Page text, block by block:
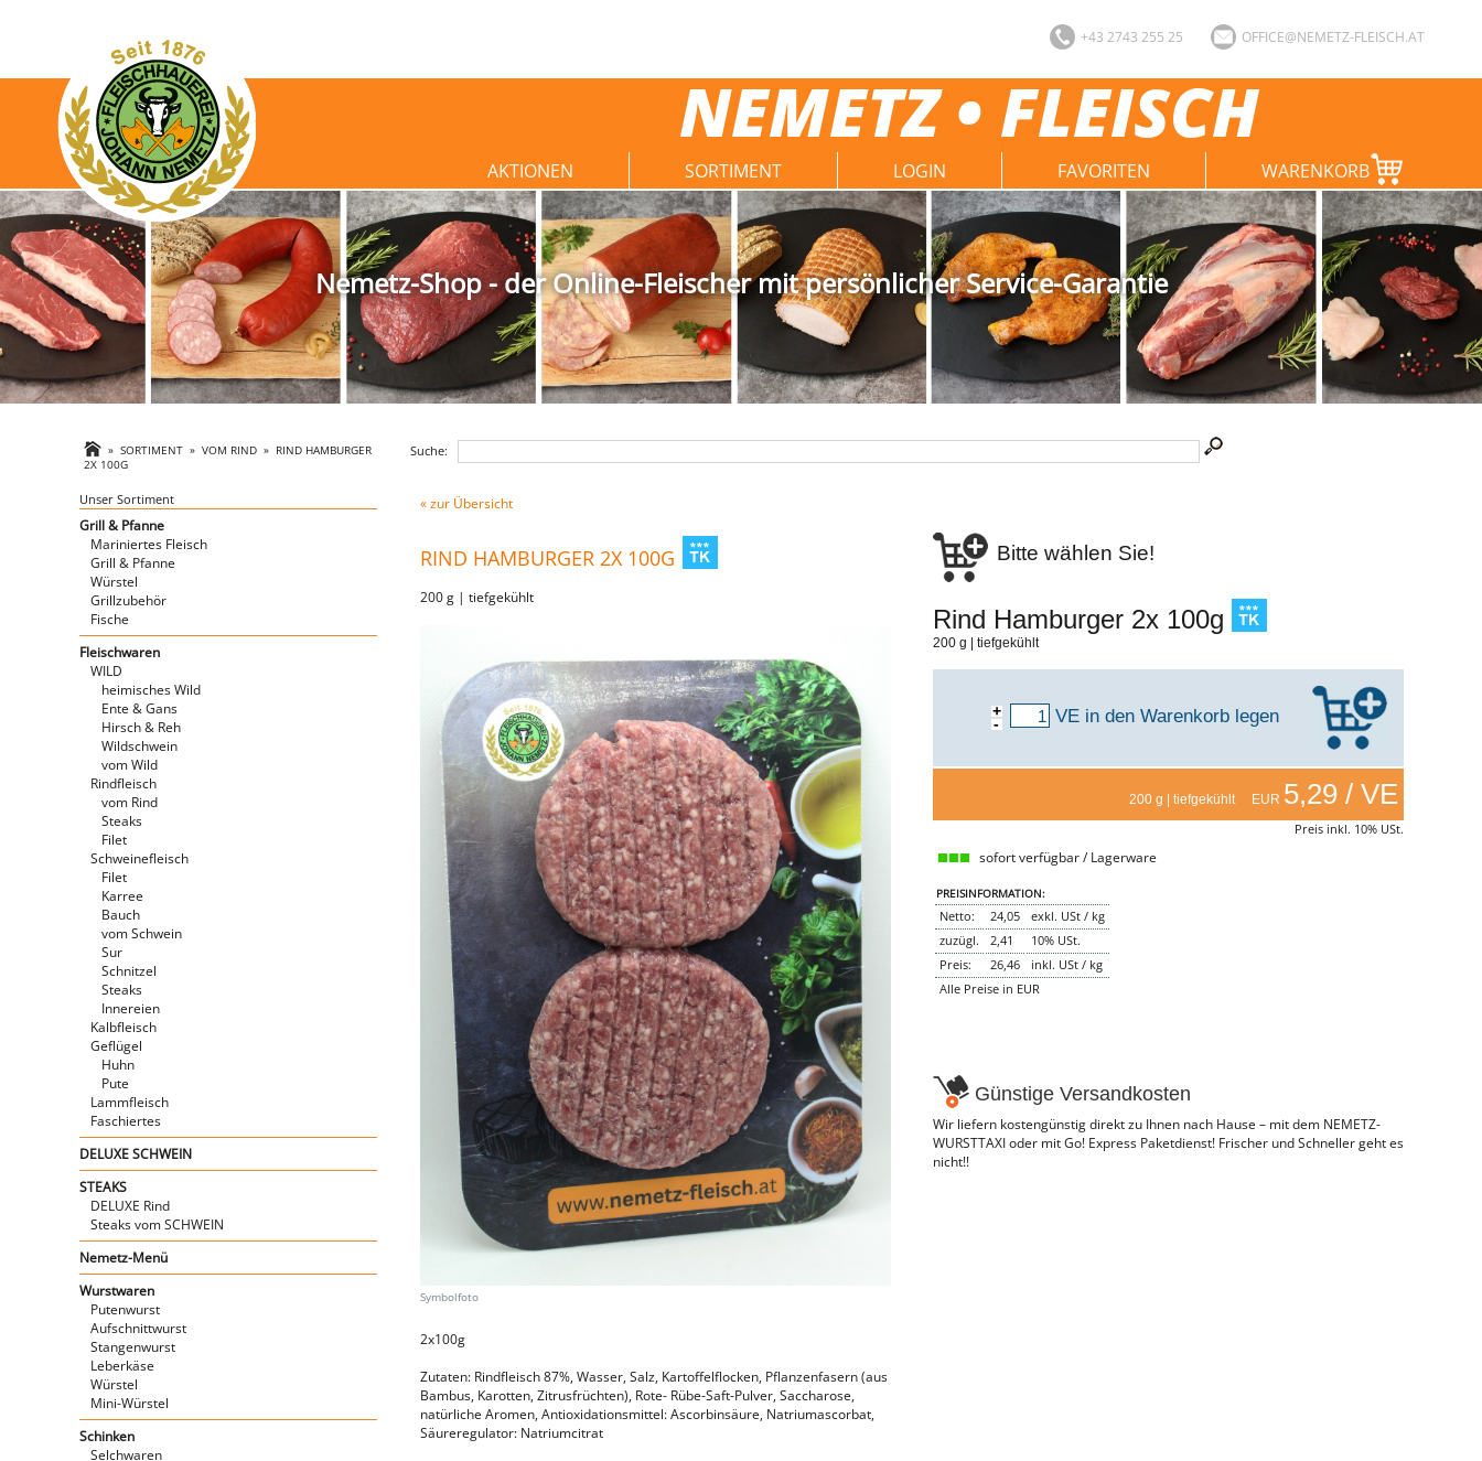
NEMETZ • FLEISCH
+43 2743 255 25 OFFICE@NEMETZ-FLEISCH.AT
AKTIONEN SORTIMENT LOGIN FAVORITEN WARENKORB
Nemetz-Shop - der Online-Fleischer mit persönlicher Service-Garantie
»SORTIMENT »VOM RIND » RIND HAMBURGER
2X 100G
Suche:
Unser Sortiment
Grill & Pfanne
Mariniertes Fleisch
Grill & Pfanne
Würstel
Grillzubehör
Fische
Fleischwaren
WILD
heimisches Wild
Ente & Gans
Hirsch & Reh
Wildschwein
vom Wild
Rindfleisch
vom Rind
Steaks
Filet
Schweinefleisch
Filet
Karree
Bauch
vom Schwein
Sur
Schnitzel
Steaks
Innereien
Kalbfleisch
Geflügel
Huhn
Pute
Lammfleisch
Faschiertes
DELUXE SCHWEIN
STEAKS
DELUXE Rind
Steaks vom SCHWEIN
Nemetz-Menü
Wurstwaren
Putenwurst
Aufschnittwurst
Stangenwurst
Leberkäse
Würstel
Mini-Würstel
Schinken
Selchwaren
« zur Übersicht
RIND HAMBURGER 2X 100G
200 g | tiefgekühlt
2x100g
Zutaten: Rindfleisch 87%, Wasser, Salz, Kartoffelflocken, Pflanzenfasern (aus
Bambus, Karotten, Zitrusfrüchten), Rote- Rübe-Saft-Pulver, Saccharose,
natürliche Aromen, Antioxidationsmittel: Ascorbinsäure, Natriumascorbat,
Säureregulator: Natriumcitrat
Bitte wählen Sie!
Rind Hamburger 2x 100g
200 g | tiefgekühlt
+
- VEin den Warenkorb legen
200 g | tiefgekühlt EUR 5,29 / VE
Preis inkl. 10% USt.
sofort verfügbar / Lagerware
PREISINFORMATION:
Netto: 24,05
exkl. USt / kg
zuzügl.
2,41
10% USt.
Preis:
26,46
inkl. USt / kg
Alle Preise in EUR
Günstige Versandkosten
Wir liefern kostengünstig direkt zu Ihnen nach Hause – mit dem NEMETZ-
WURSTTAXI oder mit Go! Express Paketdienst! Frischer und Schneller geht es
nicht!!